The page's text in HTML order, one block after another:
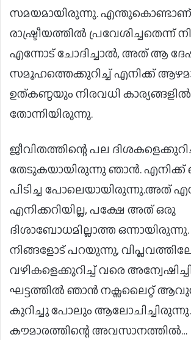
സമയമായിരുന്നു.
രാഷ്ട്രീയത്തിൽ പ്രവേശിച്ചതെന്ന്
എന്നോട് ചോദിച്ചാൽ, അത് ആ
സമൂഹത്തെക്കുറിച്ച് എനിക്ക്
ഉത്കണ്ഠയും നിരവധി
തോന്നിയിരുന്നു.
ജീവിതത്തിന്റെ പല
തേടുകയായിരുന്നു ഞാൻ. എനിക്ക്
പിടിച്ച പോലെയായിരുന്നു.അത്
എനിക്കറിയില്ല, പക്ഷേ അത് ഒരു
ദിശാബോധമില്ലാത്ത
നിങ്ങളോട് പറയുന്നു,
വഴികളെക്കുറിച്ച് വരെ
ഘട്ടത്തിൽ ഞാൻ നക്സലൈറ്റ്
കുറിച്ചു പോലും
കൗമാരത്തിന്റെ അവസാനത്തിൽ…